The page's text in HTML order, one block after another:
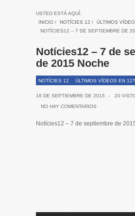
USTED ESTÁ AQUÍ:
INICIO / NOTÍCIES 12 / ÚLTIMOS
NOTÍCIES12 – 7 DE SEPTIEMBRE DE
Notícies12 – 7 de
de 2015 Noche
NOTÍCIES 12 ÚLTIMOS VÍDEOS EN
16 DE SEPTIEMBRE DE 2015 - 20
NO HAY COMENTARIOS
Notícies12 – 7 de septiembre de